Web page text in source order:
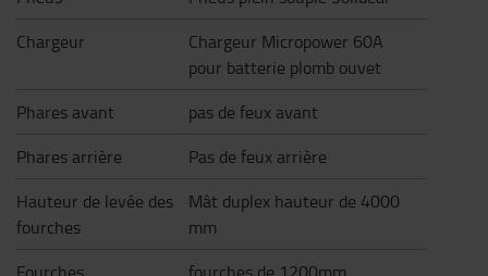
Chargeur
Chargeur Micropower 60A
pour batterie plomb ouvet
Phares avant
pas de feux avant
Phares arrière
Pas de feux arrière
Hauteur de levée des
fourches
Mât duplex hauteur de 4000
mm